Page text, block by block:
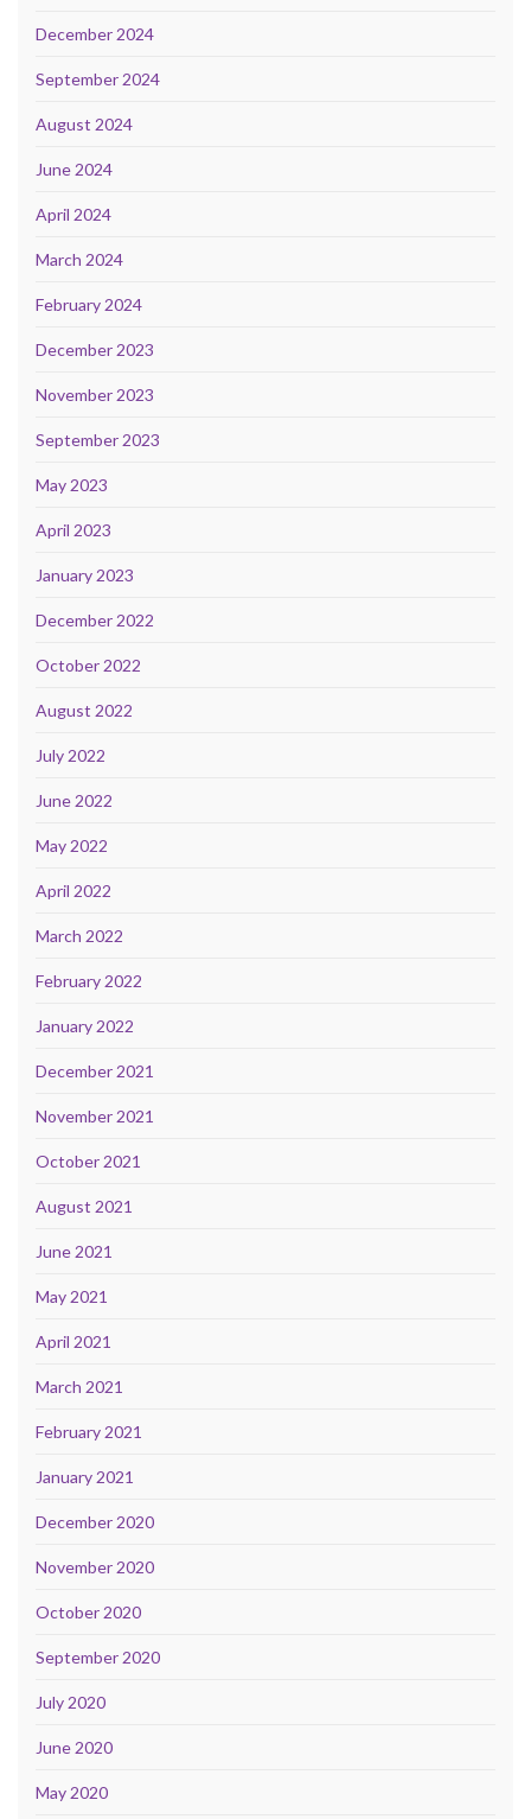
December 2024
September 2024
August 2024
June 2024
April 2024
March 2024
February 2024
December 2023
November 2023
September 2023
May 2023
April 2023
January 2023
December 2022
October 2022
August 2022
July 2022
June 2022
May 2022
April 2022
March 2022
February 2022
January 2022
December 2021
November 2021
October 2021
August 2021
June 2021
May 2021
April 2021
March 2021
February 2021
January 2021
December 2020
November 2020
October 2020
September 2020
July 2020
June 2020
May 2020